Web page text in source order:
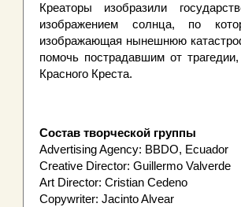
Креаторы изобразили
изображением солнца, по
изображающая нынешнюю
помочь пострадавшим от
Красного Креста.
Состав творческой группы
Advertising Agency: BBDO, Ecuador
Creative Director: Guillermo Valverde
Art Director: Cristian Cedeno
Copywriter: Jacinto Alvear